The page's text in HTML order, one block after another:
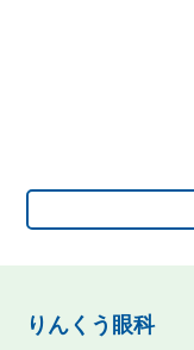
りんくう眼科